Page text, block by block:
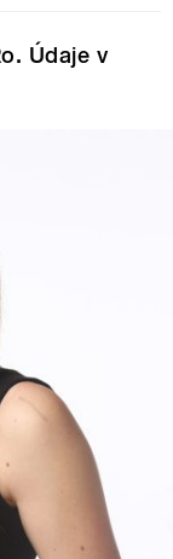
Údaje v